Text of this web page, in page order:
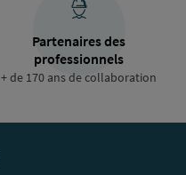
Partenaires des
professionnels
+ de 170 ans de collaboration